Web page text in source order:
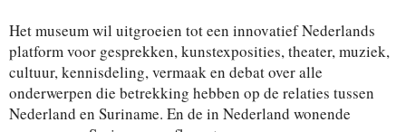
Het museum wil uitgroeien tot een innovatief Nederlands
platform voor gesprekken, kunstexposities, theater, muziek,
cultuur, kennisdeling, vermaak en debat over alle
onderwerpen die betrekking hebben op de relaties tussen
Nederland en Suriname. En de in Nederland wonende